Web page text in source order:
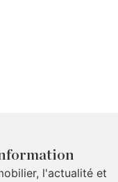
l'actualité et